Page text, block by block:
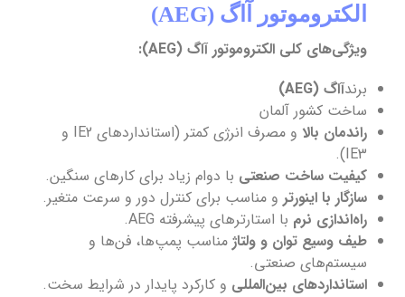
الکتروموتور آاگ (AEG)
ویژگی‌های کلی الکتروموتور آاگ (AEG):
برندآاگ (AEG)
ساخت کشور آلمان
راندمان بالا
و مصرف انرژی کمتر (استانداردهای IE2 و
IE3).
کیفیت ساخت صنعتی با دوام زیاد برای کارهای سنگین.
سازگار با اینورتر و مناسب برای کنترل دور و سرعت متغیر.
راه‌اندازی نرم با استارترهای پیشرفته AEG.
طیف وسیع توان و ولتاژ مناسب پمپ‌ها، فن‌ها و
سیستم‌های صنعتی.
استانداردهای بین‌المللی و کارکرد پایدار در شرایط سخت.